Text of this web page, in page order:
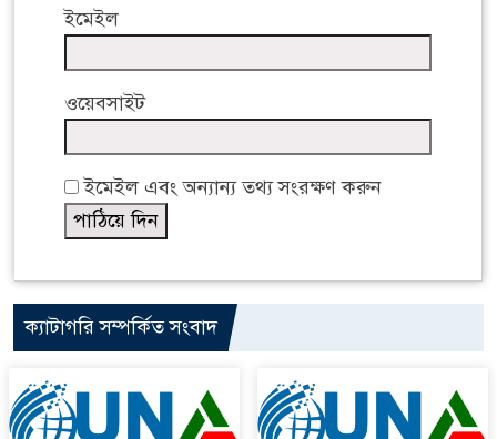
ইমেইল
ওয়েবসাইট
ইমেইল এবং অন্যান্য তথ্য সংরক্ষণ করুন
ক্যাটাগরি সম্পর্কিত সংবাদ